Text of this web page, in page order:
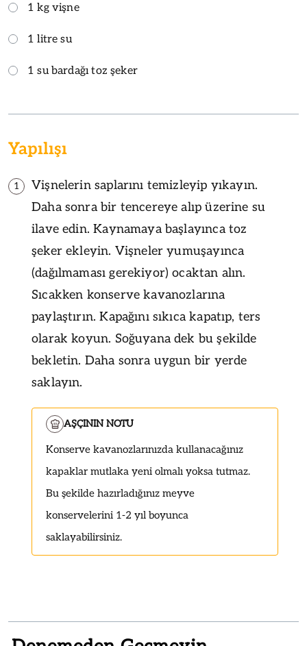
1 kg vişne
1 litre su
1 su bardağı toz şeker
Yapılışı
1
Vişnelerin saplarını temizleyip yıkayın.
Daha sonra bir tencereye alıp üzerine su
ilave edin. Kaynamaya başlayınca toz
şeker ekleyin. Vişneler yumuşayınca
(dağılmaması gerekiyor) ocaktan alın.
Sıcakken konserve kavanozlarına
paylaştırın. Kapağını sıkıca kapatıp, ters
olarak koyun. Soğuyana dek bu şekilde
bekletin. Daha sonra uygun bir yerde
saklayın.
AŞÇININ NOTU
Konserve kavanozlarınızda kullanacağınız
kapaklar mutlaka yeni olmalı yoksa tutmaz.
Bu şekilde hazırladığınız meyve
konservelerini 1-2 yıl boyunca
saklayabilirsiniz.